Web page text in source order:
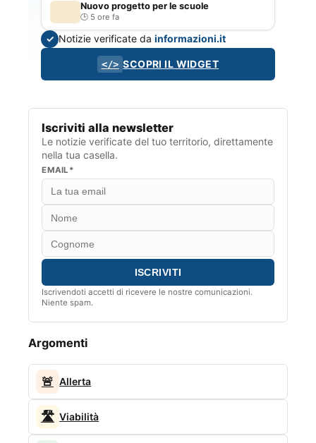
Nuovo progetto per le scuole
5 ore fa
✓ Notizie verificate dainformazioni.it
</> SCOPRI IL WIDGET
Iscriviti alla newsletter
Le notizie verificate del tuo territorio, direttamente
nella tua casella.
EMAIL*
Iscrivendoti accetti di ricevere le nostre comunicazioni.
Niente spam.
Argomenti
🚨 Allerta
🛣️ Viabilità